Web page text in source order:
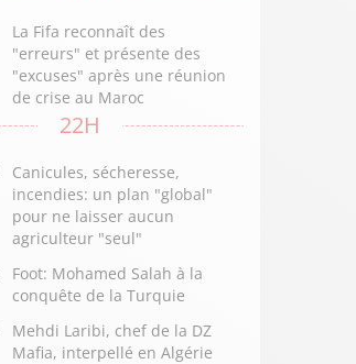
La Fifa reconnaît des
"erreurs" et présente des
"excuses" après une réunion
de crise au Maroc
22H
Canicules, sécheresse,
incendies: un plan "global"
pour ne laisser aucun
agriculteur "seul"
Foot: Mohamed Salah à la
conquête de la Turquie
Mehdi Laribi, chef de la DZ
Mafia, interpellé en Algérie